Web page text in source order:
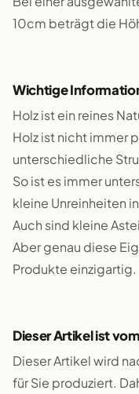
10cm beträgt die
Wichtige
Holz ist ein reines
Holz ist nicht immer
unterschiedliche
So ist es immer
kleine Unreinheiten
Auch sind kleine
Aber genau diese
Produkte einzigartig.
Dieser Artikel ist
Dieser Artikel wird
für Sie produziert.